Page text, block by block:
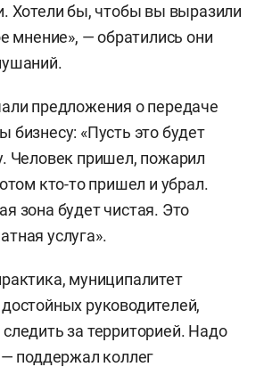
Хотели бы, чтобы вы выразили
мнение», — обратились они
предложения о передаче
бизнесу: «Пусть это будет
Человек пришел, пожарил
кто-то пришел и убрал.
зона будет чистая. Это
услуга».
муниципалитет
руководителей,
за территорией. Надо
— поддержал коллег